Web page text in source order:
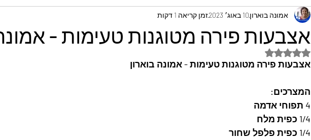
אצבעות פירה מטוגנות טעימות -
אמונה בוארון10 באוג׳ 2023 זמן קריאה 1 דקות
דירוג של NaN מתוך 5 כוכבים
אצבעות פירה מטוגנות טעימות - אמונה בוארון
המצרכים:
4 תפוחי אדמה
1/4 כפית מלח
1/4 כפית פלפל שחור